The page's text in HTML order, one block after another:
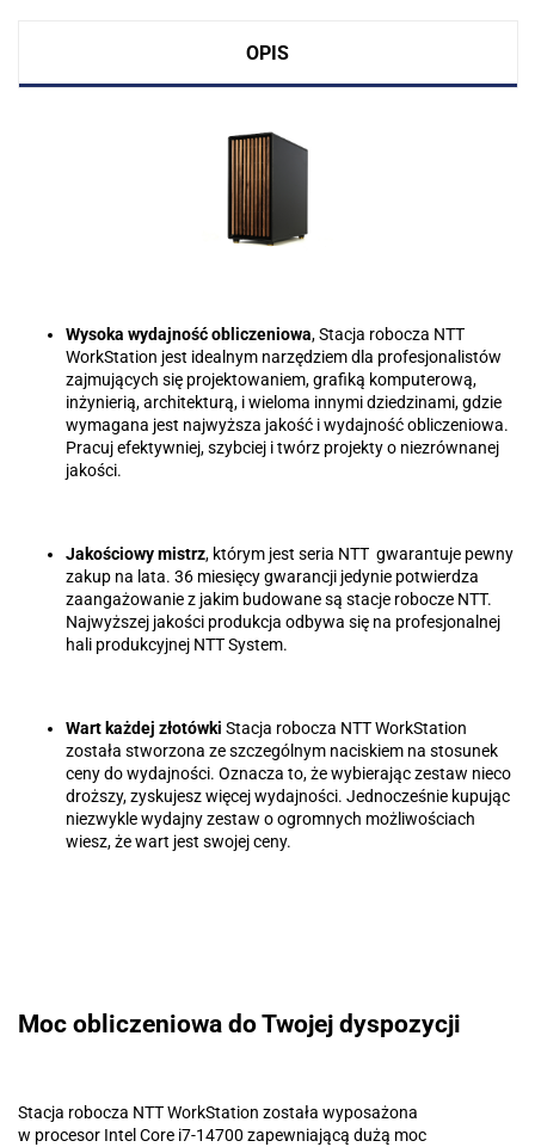
OPIS
Wysoka wydajność obliczeniowa, Stacja robocza NTT
WorkStation jest idealnym narzędziem dla profesjonalistów
zajmujących się projektowaniem, grafiką komputerową,
inżynierią, architekturą, i wieloma innymi dziedzinami, gdzie
wymagana jest najwyższa jakość i wydajność obliczeniowa.
Pracuj efektywniej, szybciej i twórz projekty o niezrównanej
jakości.
Jakościowy mistrz, którym jest seria NTT gwarantuje pewny
zakup na lata. 36 miesięcy gwarancji jedynie potwierdza
zaangażowanie z jakim budowane są stacje robocze NTT.
Najwyższej jakości produkcja odbywa się na profesjonalnej
hali produkcyjnej NTT System.
Wart każdej złotówki Stacja robocza NTT WorkStation
została stworzona ze szczególnym naciskiem na stosunek
ceny do wydajności. Oznacza to, że wybierając zestaw nieco
droższy, zyskujesz więcej wydajności. Jednocześnie kupując
niezwykle wydajny zestaw o ogromnych możliwościach
wiesz, że wart jest swojej ceny.
Moc obliczeniowa do Twojej dyspozycji
Stacja robocza NTT WorkStation została wyposażona
w procesor Intel Core i7-14700 zapewniającą dużą moc